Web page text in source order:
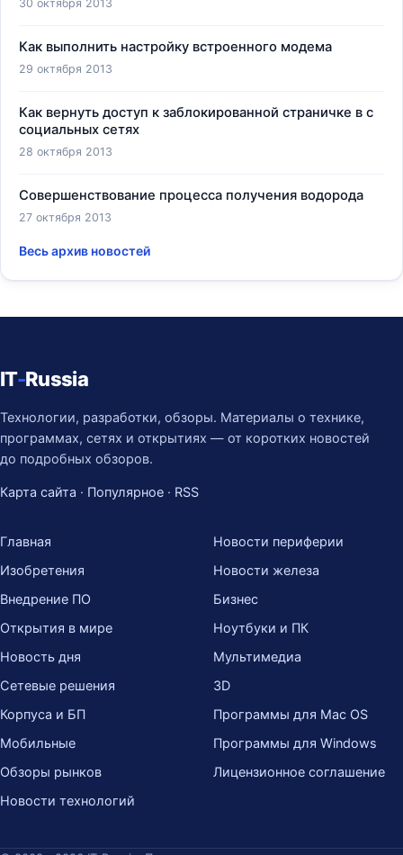
30 октября 2013
Как выполнить настройку встроенного модема
29 октября 2013
Как вернуть доступ к заблокированной страничке в с
социальных сетях
28 октября 2013
Совершенствование процесса получения водорода
27 октября 2013
Весь архив новостей
IT-Russia
Технологии, разработки, обзоры. Материалы о технике,
программах, сетях и открытиях — от коротких новостей
до подробных обзоров.
Карта сайта · Популярное · RSS
Главная
Изобретения
Внедрение ПО
Открытия в мире
Новость дня
Сетевые решения
Корпуса и БП
Мобильные
Обзоры рынков
Новости технологий
Новости периферии
Новости железа
Бизнес
Ноутбуки и ПК
Мультимедиа
3D
Программы для Mac OS
Программы для Windows
Лицензионное соглашение